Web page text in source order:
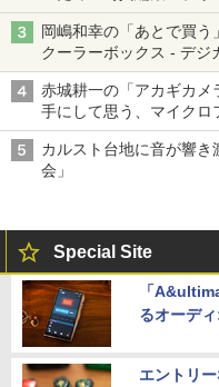
る「Filmator」
岡嶋和幸の「あとで買
クーラーボックス - デジ
赤城耕一の「アカギカメ
手にして思う、マイク
カルスト台地に音が響
会」
Special Site
「
るオーデ
エントリ